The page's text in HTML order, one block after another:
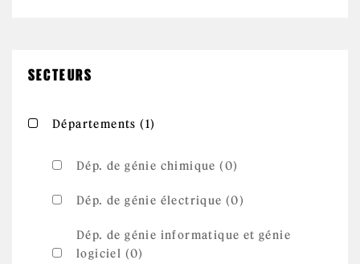
SECTEURS
Apply Départements filter
Départements (1)
Dép. de génie chimique (0)
Dép. de génie électrique (0)
Dép. de génie informatique et génie
logiciel (0)